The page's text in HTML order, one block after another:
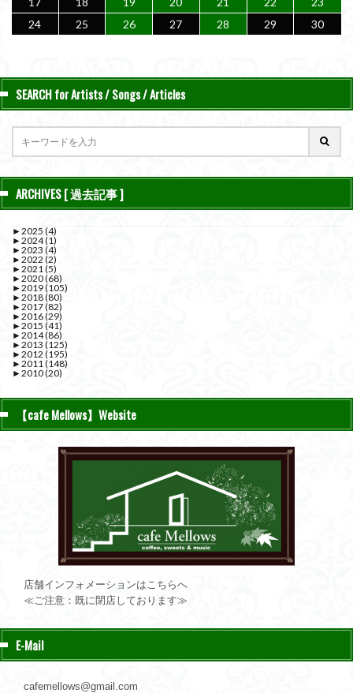
24
25 26 27 28 29 30
SEARCH for Artists / Songs / Articles
ARCHIVES [ 過去記事 ]
►2025 (4)
►2024(1)
►2023 (4)
►2022 (2)
►2021 (5)
►2020(68)
►2019(105)
►2018(80)
►2017(82)
►2016(29)
►2015 (41)
►2014(86)
►2013 (125)
►2012 (195)
►2011 (148)
►2010(20)
【cafe Mellows】Website
店舗インフォメーションはこちらへ
≪ご注意：既に閉店しております≫
E-Mail
cafemellows@gmail.com